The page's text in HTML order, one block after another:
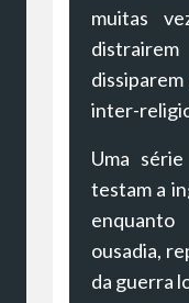
muitas
inter-
Uma
testam a
ousadia,
da guerra